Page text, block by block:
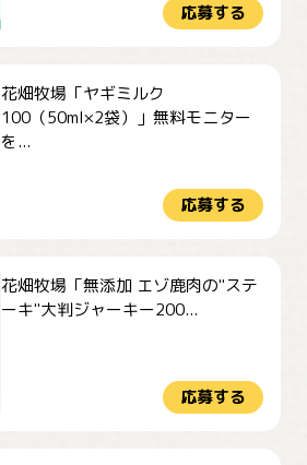
応募する
花畑牧場「ヤギミルク
100（50ml×2袋）」無料モニター
を...
応募する
花畑牧場「無添加 エゾ鹿肉の"ステ
ーキ"大判ジャーキー200...
応募する